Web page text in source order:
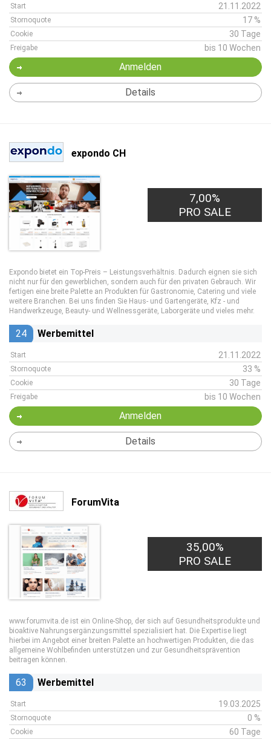
Start 21.11.2022
Stornoquote 17 %
Cookie 30 Tage
Freigabe bis 10 Wochen
Anmelden
Details
expondo CH
7,00%
PRO SALE
Expondo bietet ein Top-Preis – Leistungsverhältnis. Dadurch eignen sie sich
nicht nur für den gewerblichen, sondern auch für den privaten Gebrauch. Wir
fertigen eine breite Palette an Produkten für Gastronomie, Catering und viele
weitere Branchen. Bei uns finden Sie Haus- und Gartengeräte, Kfz - und
Handwerkzeuge, Beauty- und Wellnessgeräte, Laborgeräte und vieles mehr.
24 Werbemittel
Start 21.11.2022
Stornoquote 33 %
Cookie 30 Tage
Freigabe bis 10 Wochen
Anmelden
Details
ForumVita
35,00%
PRO SALE
www.forumvita.de ist ein Online-Shop, der sich auf Gesundheitsprodukte und
bioaktive Nahrungsergänzungsmittel spezialisiert hat. Die Expertise liegt
hierbei im Angebot einer breiten Palette an hochwertigen Produkten, die das
allgemeine Wohlbefinden unterstützen und zur Gesundheitsprävention
beitragen können.
63 Werbemittel
Start 19.03.2025
Stornoquote 0 %
Cookie 60 Tage